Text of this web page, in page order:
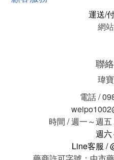
運送/
網
聯
瑋
電話 /
時間 / 週一～週
週
Line客服 /